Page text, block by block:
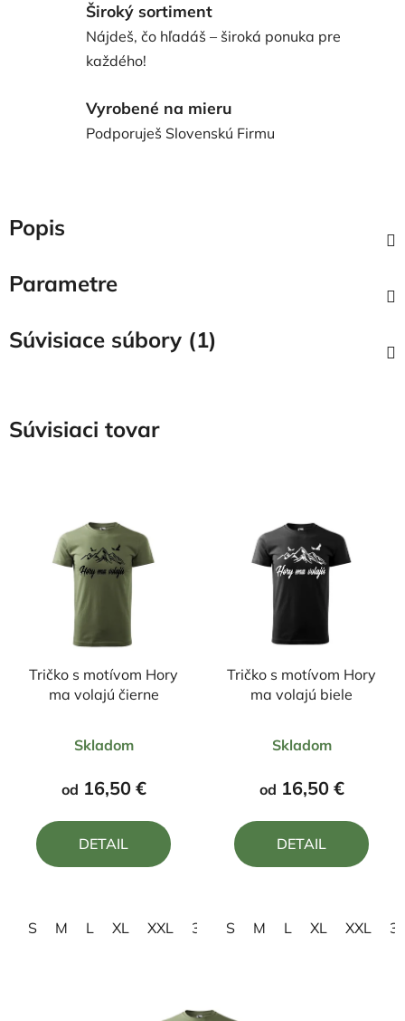
Široký sortiment
Nájdeš, čo hľadáš – široká ponuka pre
každého!
Vyrobené na mieru
Podporuješ Slovenskú Firmu
Popis
Parametre
Súvisiace súbory (1)
Súvisiaci tovar
Tričko s motívom Hory
ma volajú čierne
hodnotenie
produktu
je
5,0
z
Skladom
od 16,50 €
DETAIL
S M L XL XXL 3XL 4XL
Tričko s motívom Hory
ma volajú biele
hodnotenie
produktu
je
5,0
z
Skladom
od 16,50 €
DETAIL
S M L XL XXL